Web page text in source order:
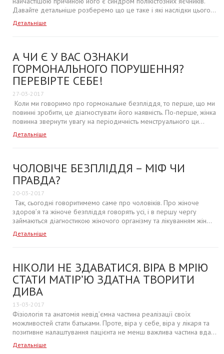
Давайте детальніше розберемо що це таке і які наслідки цього...
Детальніше
А ЧИ Є У ВАС ОЗНАКИ
ГОРМОНАЛЬНОГО ПОРУШЕННЯ?
ПЕРЕВІРТЕ СЕБЕ!
27-03-2017
Коли ми говоримо про гормональне безпліддя, то перше, що ми
повинні зробити, це діагностувати його наявність. По-перше, жінка
повинна звернути увагу на періодичність менструального ци...
Детальніше
ЧОЛОВІЧЕ БЕЗПЛІДДЯ – МІФ ЧИ
ПРАВДА?
20-03-2017
Так, сьогодні говоритимемо саме про чоловіків. Про жіноче
здоров’я та жіноче безпліддя говорять усі, і в першу чергу
займаються діагностикою жіночого організму та лікуванням жін...
Детальніше
НІКОЛИ НЕ ЗДАВАТИСЯ. ВІРА В МРІЮ
СТАТИ МАТІР’Ю ЗДАТНА ТВОРИТИ
ДИВА
13-03-2017
Фізіологія та анатомія невід’ємна частина реалізації своїх
можливостей стати батьками. Проте, віра у себе, віра у лікаря та
позитивне налаштування пацієнта не менш важлива частина вда...
Детальніше